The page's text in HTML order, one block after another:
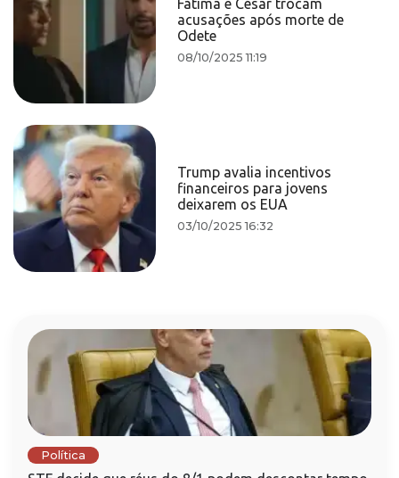
Fátima e César trocam
acusações após morte de
Odete
08/10/2025 11:19
Trump avalia incentivos
financeiros para jovens
deixarem os EUA
03/10/2025 16:32
Política